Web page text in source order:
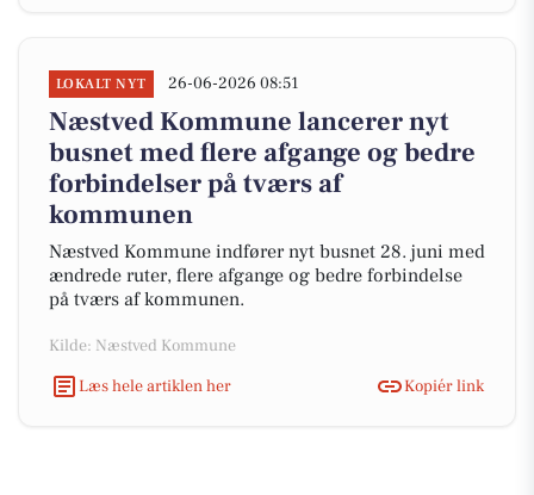
LOKALT NYT 26-06-2026 08:51
Næstved Kommune lancerer nyt
busnet med flere afgange og bedre
forbindelser på tværs af
kommunen
Næstved Kommune indfører nyt busnet 28. juni med
ændrede ruter, flere afgange og bedre forbindelse
på tværs af kommunen.
Kilde: Næstved Kommune
Læs hele artiklen her
Kopiér link